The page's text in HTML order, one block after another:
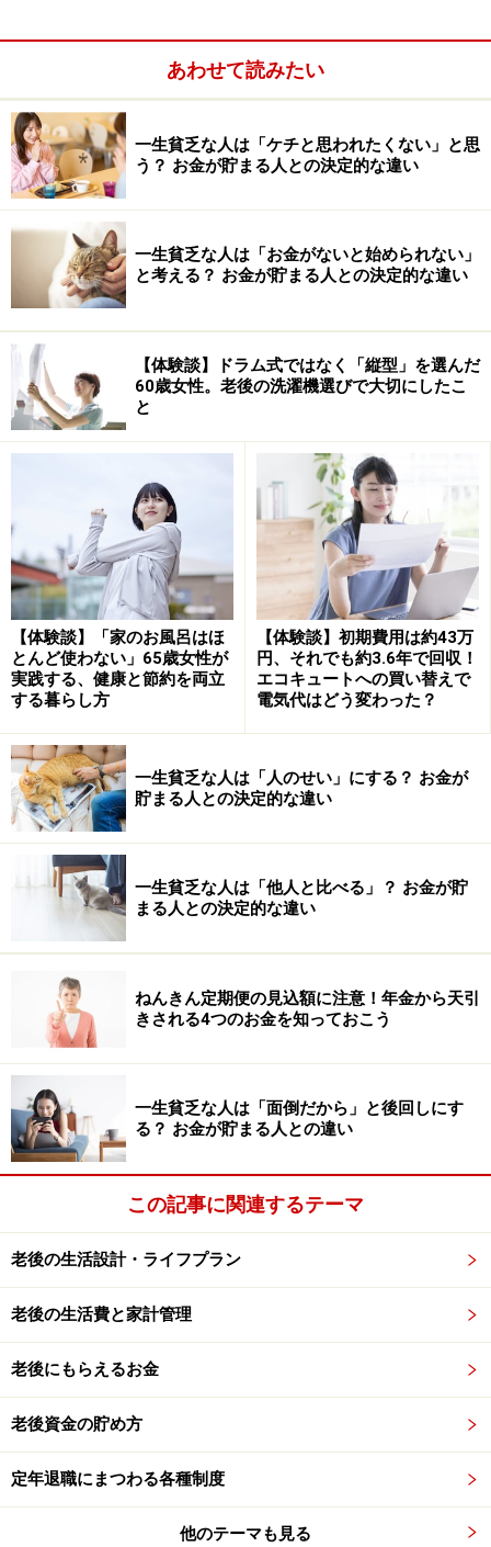
うか、口座振替のいずれかの方法にて納付します。
介護保険料は、夫婦2人で生活している場合でも、それ
ぞれが支払うことが必要となるので注意してさい。
納付する介護保険料の金額はいくら？ 所得
金額が多いほど高額になる
納付する介護保険料の金額は、【1】住んでいる市区町
村で決められている基準と【2】各個人の所得金額で計
算されます。この介護保険料が高いと感じる人も多いの
ですが、どういった人が高くなるかといいますと、介護
サービスを利用している人が多いところに住んでいる、
高所得である人ほど一般的に介護保険料が高くなる傾向
にあります。
例えば、東京都江東区の令和5年度の基準保険料は、年
間で6万9600円でした。住民税が非課税の人は、世帯の
所得金額に応じて、基準保険料より85～30％減額されま
す。住民税を支払っている人のうち合計所得金額が125
万円未満の人は、年額6万9600円（基準保険料）×1.15倍
（保険料率）＝8万40円、それ以上の所得金額の人たち
も、所得金額に応じて段階的に保険料率が上がっていく
しくみです。合計所得金額1500万円以上の人は年額で21
万5760円となります。
【参考】江東区「65歳以上の方（介護保険第1号被保険
者）の介護保険料」
https://www.city.koto.lg.jp/212102/fukushi/kaigohoken/h
okenryo/6529.html
市区町村では、収入が少ない人に対しては、住民税の課
す。また、災害や失業で納めることができない場合は、
猶予や減免が受けられる可能性がありますので、住んで
介護保険料を払わなかったら？
あわせて読みたい
一生貧乏な人は「ケチと思われたくない」と思
う？ お金が貯まる人との決定的な違い
一生貧乏な人は「お金がないと始められない」
と考える？ お金が貯まる人との決定的な違い
【体験談】ドラム式ではなく「縦型」を選んだ
60歳女性。老後の洗濯機選びで大切にしたこ
と
【体験談】「家のお風呂はほ
とんど使わない」65歳女性が
実践する、健康と節約を両立
する暮らし方
【体験談】初期費用は約43万
円、それでも約3.6年で回収！
エコキュートへの買い替えで
電気代はどう変わった？
一生貧乏な人は「人のせい」にする？ お金が
貯まる人との決定的な違い
一生貧乏な人は「他人と比べる」？ お金が貯
まる人との決定的な違い
ねんきん定期便の見込額に注意！年金から天引
きされる4つのお金を知っておこう
一生貧乏な人は「面倒だから」と後回しにす
る？ お金が貯まる人との違い
この記事に関連するテーマ
老後の生活設計・ライフプラン
老後の生活費と家計管理
老後にもらえるお金
老後資金の貯め方
定年退職にまつわる各種制度
他のテーマも見る